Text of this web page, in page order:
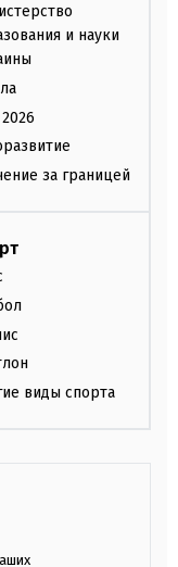
и науки
за границей
виды спорта